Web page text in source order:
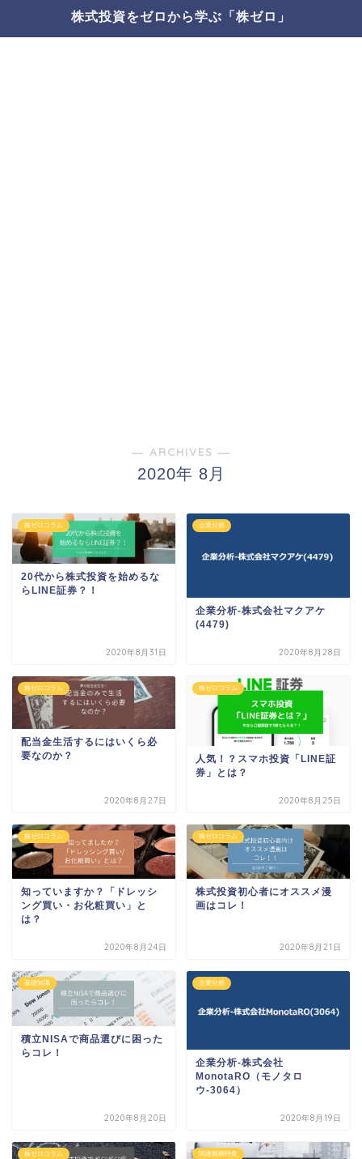
株式投資をゼロから学ぶ「株ゼロ」
― ARCHIVES ―
2020年 8月
株ゼロコラム
20代から株式投資を始めるな
らLINE証券？！
2020年8月31日
企業分析
企業分析-株式会社マクアケ
(4479)
2020年8月28日
株ゼロコラム
配当金生活するにはいくら必
要なのか？
2020年8月27日
株ゼロコラム
人気！？スマホ投資「LINE証
券」とは？
2020年8月25日
株ゼロコラム
知っていますか？「ドレッシ
ング買い・お化粧買い」と
は？
2020年8月24日
株ゼロコラム
株式投資初心者にオススメ漫
画はコレ！
2020年8月21日
基礎知識
積立NISAで商品選びに困った
らコレ！
2020年8月20日
企業分析
企業分析-株式会社
MonotaRO（モノタロ
ウ-3064）
2020年8月19日
株ゼロコラム 関連銘柄特集